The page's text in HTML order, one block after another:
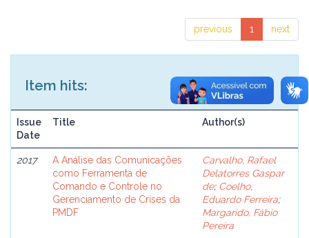
previous 1 next
Item hits:
Issue
Date
Title Author(s)
2017
A Análise das Comunicações
como Ferramenta de
Comando e Controle no
Gerenciamento de Crises da
PMDF
Carvalho, Rafael
Delatorres Gaspar
de; Coelho,
Eduardo Ferreira;
Margarido, Fábio
Pereira